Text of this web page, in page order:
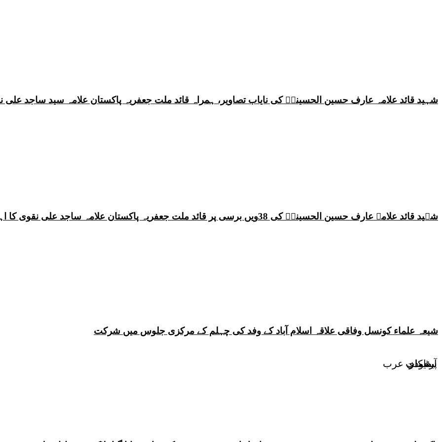
پیغامات
سعودی عرب
آرٹیکلز
شہید قائد علامہ عارف حسین الحسینیؒ کی نایاب تصاویر، ہمراہ قائد ملت جعفریہ پاکستان علامہ سید ساجد علی
شہید قائد علامہ عارف حسین الحسینیؒ کی 38ویں برسی پر قائد ملت جعفریہ پاکستان علامہ ساجد علی نقوی کا اہم پیغام
شیعہ علماء کونسل وفاقی علاقہ اسلام آباد کے وفد کی چہلم کے مرکزی جلوس میں شرکت